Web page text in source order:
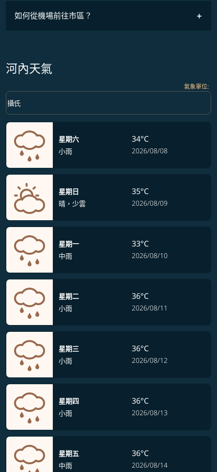
如何從機場前往市區？
河內天氣
氣象單位:
Weather unit option 攝氏 Selected
攝氏
keyboard_arrow_down
星期六
小雨
34°C
2026/08/08
星期日
晴，少雲
35°C
2026/08/09
星期一
中雨
33°C
2026/08/10
星期二
小雨
36°C
2026/08/11
星期三
小雨
36°C
2026/08/12
星期四
小雨
36°C
2026/08/13
星期五
中雨
36°C
2026/08/14